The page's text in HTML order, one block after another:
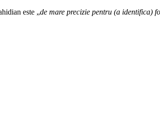
este „de mare precizie pentru (a identifica)